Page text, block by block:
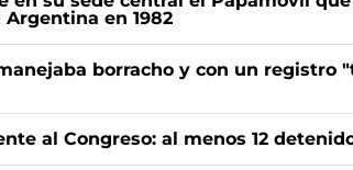
en 1982
borracho y con un registro
al Congreso: al menos 12